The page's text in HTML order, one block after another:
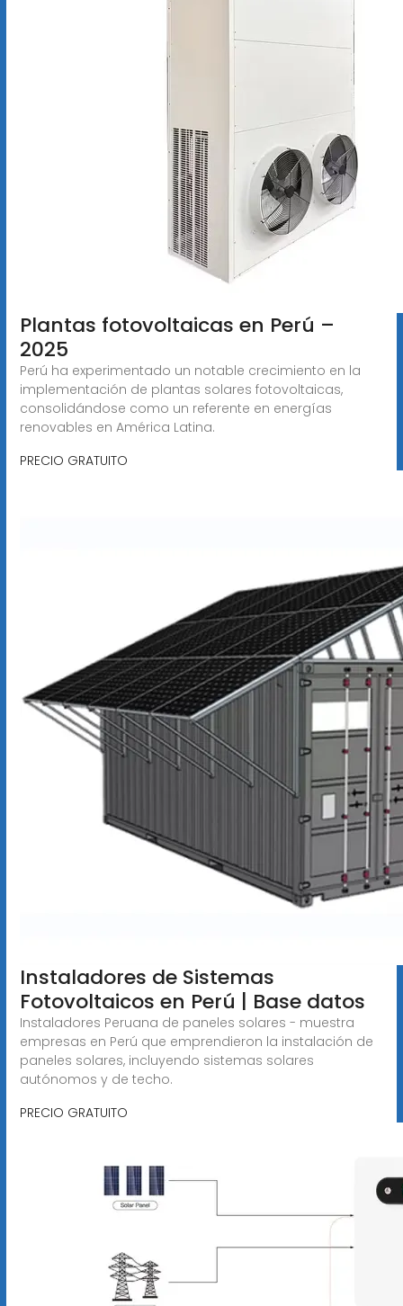
Plantas fotovoltaicas en Perú –
2025
Perú ha experimentado un notable crecimiento en la
implementación de plantas solares fotovoltaicas,
consolidándose como un referente en energías
renovables en América Latina.
PRECIO GRATUITO
Instaladores de Sistemas
Fotovoltaicos en Perú | Base datos
Instaladores Peruana de paneles solares - muestra
empresas en Perú que emprendieron la instalación de
paneles solares, incluyendo sistemas solares
autónomos y de techo.
PRECIO GRATUITO